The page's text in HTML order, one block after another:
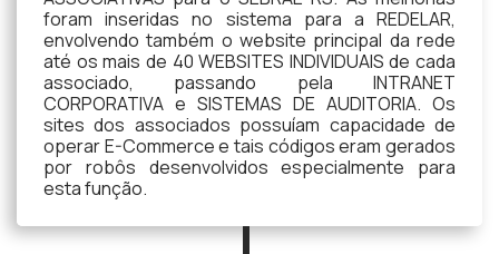
foram inseridas no sistema para a REDELAR,
envolvendo também o website principal da rede
até os mais de 40 WEBSITES INDIVIDUAIS de cada
associado, passando pela INTRANET
CORPORATIVA e SISTEMAS DE AUDITORIA. Os
sites dos associados possuíam capacidade de
operar E-Commerce e tais códigos eram gerados
por robôs desenvolvidos especialmente para
esta função.